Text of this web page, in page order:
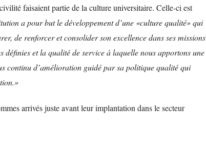
faisaient partie de la culture universitaire. Celle-ci est
a pour but le développement d’une «culture qualité» qui
de renforcer et consolider son excellence dans ses missions
définies et la qualité de service à laquelle nous apportons une
continu d’amélioration guidé par sa politique qualité qui
arrivés juste avant leur implantation dans le secteur